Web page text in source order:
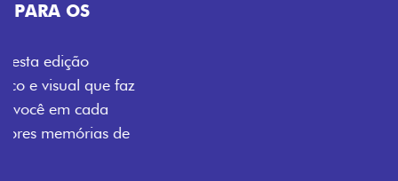
VISUAL COM ENERGIA LOLLABR
festival: série numerada, adesivo lateral LollaBR e a
soleira temática que reforçam a exclusividade,
enquanto os detalhes escurecidos, o teto bicolor e as
rodas de liga-leve aro 16” em preto brilhante